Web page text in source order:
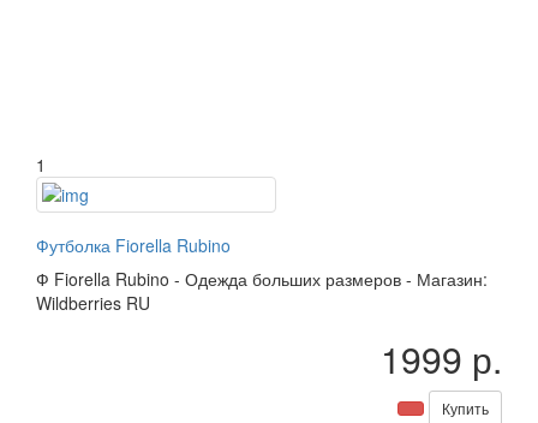
1
Футболка Fiorella Rubino
Ф Fiorella Rubino - Одежда больших размеров - Магазин:
Wildberries RU
1999 р.
Купить